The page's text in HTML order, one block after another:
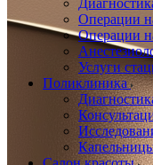
Операции
Операции
Услуги
Поликлиника